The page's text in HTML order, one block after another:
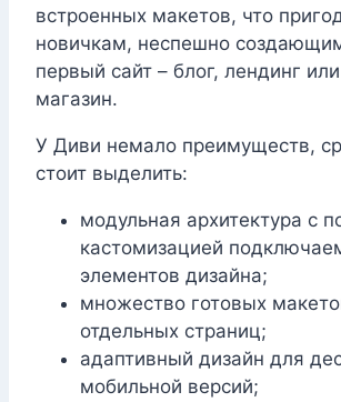
встроенных макетов, что
новичкам, неспешно
первый сайт – блог, лендинг
магазин.
У Диви немало преимуществ,
стоит выделить:
модульная архитектура с
кастомизацией
элементов дизайна;
множество готовых
отдельных страниц;
адаптивный дизайн для
мобильной версий;